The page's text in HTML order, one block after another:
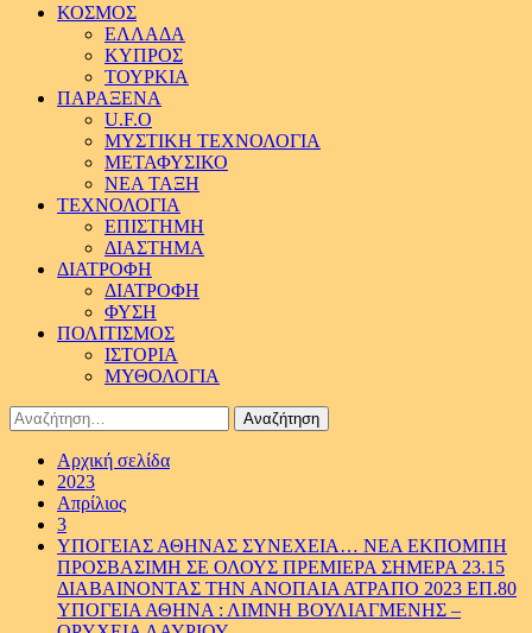
ΚΟΣΜΟΣ
ΕΛΛΑΔΑ
ΚΥΠΡΟΣ
ΤΟΥΡΚΙΑ
ΠΑΡΑΞΕΝΑ
U.F.O
ΜΥΣΤΙΚΗ ΤΕΧΝΟΛΟΓΙΑ
ΜΕΤΑΦΥΣΙΚΟ
ΝΕΑ ΤΑΞΗ
ΤΕΧΝΟΛΟΓΙΑ
ΕΠΙΣΤΗΜΗ
ΔΙΑΣΤΗΜΑ
ΔΙΑΤΡΟΦΗ
ΔΙΑΤΡΟΦΗ
ΦΥΣΗ
ΠΟΛΙΤΙΣΜΟΣ
ΙΣΤΟΡΙΑ
ΜΥΘΟΛΟΓΙΑ
Αναζήτηση
για:
Αρχική σελίδα
2023
Απρίλιος
3
ΥΠΟΓΕΙΑΣ ΑΘΗΝΑΣ ΣΥΝΕΧΕΙΑ… ΝΕΑ ΕΚΠΟΜΠΗ
ΠΡΟΣΒΑΣΙΜΗ ΣΕ ΟΛΟΥΣ ΠΡΕΜΙΕΡΑ ΣΗΜΕΡΑ 23.15
ΔΙΑΒΑΙΝΟΝΤΑΣ ΤΗΝ ΑΝΟΠΑΙΑ ΑΤΡΑΠΟ 2023 ΕΠ.80
ΥΠΟΓΕΙΑ ΑΘΗΝΑ : ΛΙΜΝΗ ΒΟΥΛΙΑΓΜΕΝΗΣ –